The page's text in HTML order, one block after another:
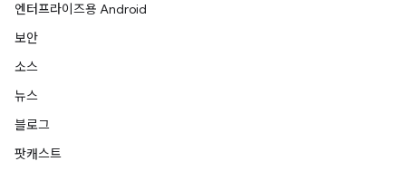
엔터프라이즈용 Android
보안
소스
뉴스
블로그
팟캐스트